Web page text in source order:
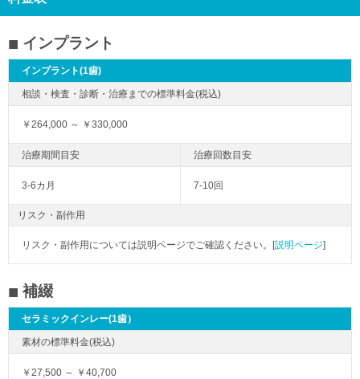
インプラント
インプラント(1歯)
￥264,000 ～ ￥330,000
3-6カ月 7-10回
リスク・副作用
リスク・副作用については説明ページでご確認ください。[説明ページ]
補綴
セラミックインレー(1歯）
￥27,500 ～ ￥40,700